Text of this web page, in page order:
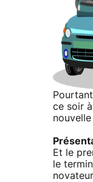
ce soir
Et le
le